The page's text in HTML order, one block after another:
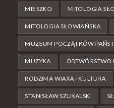
MIESZKO MITOLOGIA
MITOLOGIA SŁOWIAŃSKA
MUZEUM POCZĄTKÓW
MUZYKA ODTWÓRSTWO
RODZIMA WIARA I KULTURA
STANISŁAW SZUKALSKI